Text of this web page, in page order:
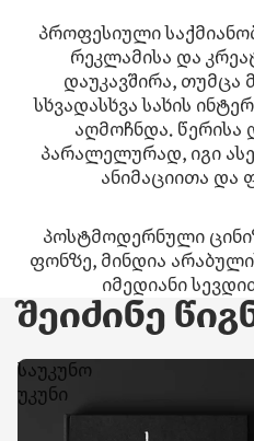
პროფესიული
რეკლამისა და
დაუკავშირა, თუმცა
სხვადასხვა სახის
აღმოჩნდა. წერისა
პარალელურად, იგი
ანიმაციითა
პოსტმოდერნული
ფონზე, მინდია
იმედიანი
შეიძინე
საუკუნო
უკუნი